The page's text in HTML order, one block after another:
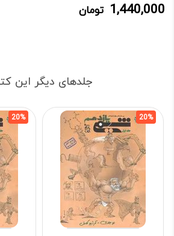
1,440,000 تومان1,440,000 تومان.
جلدهای دیگر این
20%
20%